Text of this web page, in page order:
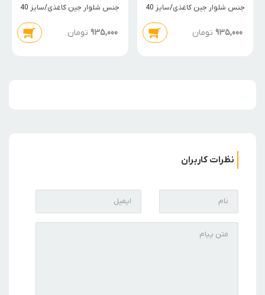
جنس شلوار جین کاغذی/سایز 40
935,000 تومان
جنس شلوار جین کاغذی/سایز 40
935,000 تومان
نظرات کاربران